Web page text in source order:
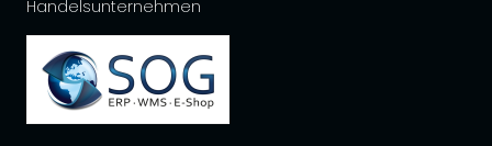
Handelsunternehmen